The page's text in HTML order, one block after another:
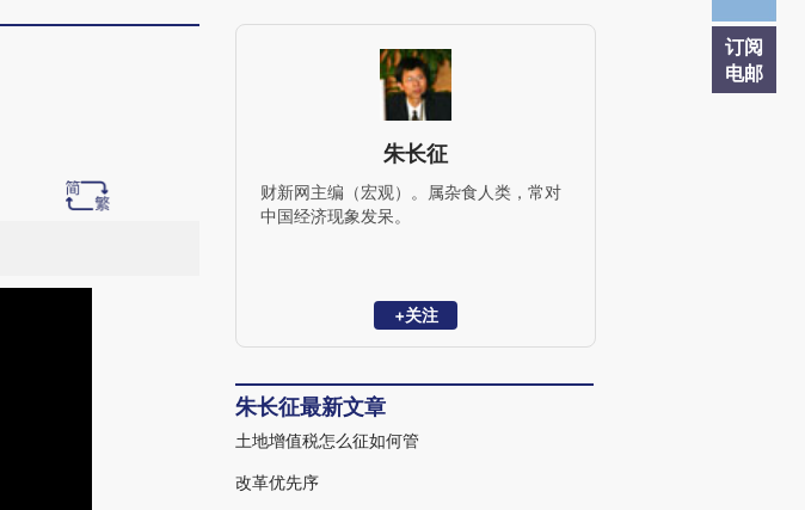
订阅
电邮
朱长征
财新网主编（宏观）。属杂食人类，常对
中国经济现象发呆。
+关注
朱长征最新文章
土地增值税怎么征如何管
改革优先序